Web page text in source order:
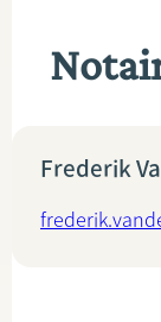
Le notaire
Frederik